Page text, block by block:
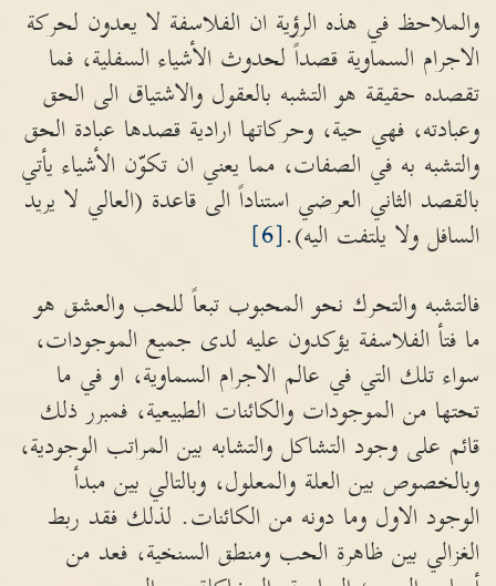
والملاحظ في هذه الرؤية ان الفلاسفة لا يعدون لحركة
الاجرام السماوية قصداً لحدوث الأشياء السفلية، فما
تقصده حقيقة هو التشبه بالعقول والاشتياق الى الحق
وعبادته، فهي حية، وحركاتها ارادية قصدها عبادة الحق
والتشبه به في الصفات، مما يعني ان تكوّن الأشياء يأتي
بالقصد الثاني العرضي استناداً الى قاعدة (العالي لا يريد
السافل ولا يلتفت اليه).[6]
فالتشبه والتحرك نحو المحبوب تبعاً للحب والعشق هو
ما فتأ الفلاسفة يؤكدون عليه لدى جميع الموجودات،
سواء تلك التي في عالم الاجرام السماوية، او في ما
تحتها من الموجودات والكائنات الطبيعية، فمبرر ذلك
قائم على وجود التشاكل والتشابه بين المراتب الوجودية،
وبالخصوص بين العلة والمعلول، وبالتالي بين مبدأ
الوجود الاول وما دونه من الكائنات. لذلك فقد ربط
الغزالي بين ظاهرة الحب ومنطق السنخية، فعد من